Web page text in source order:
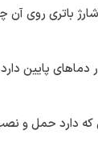
باتری روی
پایین
دارد حمل و